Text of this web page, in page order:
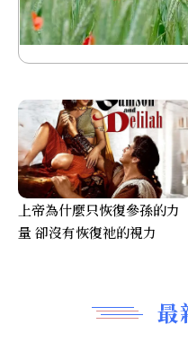
最
上帝為什麼只恢復參孫的力
量 卻沒有恢復祂的視力